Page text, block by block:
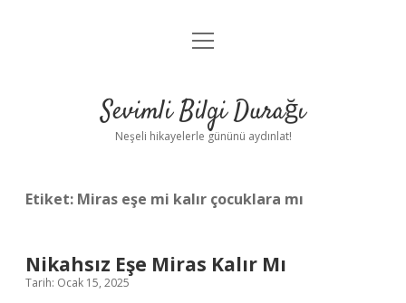
Anasayfa
Yasal Uyarı
menüyü
Sevimli Bilgi Durağı
Neşeli hikayelerle gününü aydınlat!
Etiket: Miras eşe mi kalır çocuklara mı
Nikahsız Eşe Miras Kalır Mı
Tarih: Ocak 15, 2025